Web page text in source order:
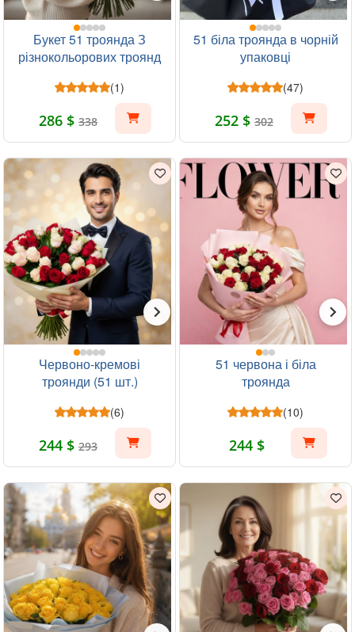
Букет 51 троянда З
різнокольорових троянд
(1)
286 $ 338
51 біла троянда в чорній
упаковці
(47)
252 $ 302
Червоно-кремові
троянди (51 шт.)
(6)
244 $ 293
51 червона і біла
троянда
(10)
244 $